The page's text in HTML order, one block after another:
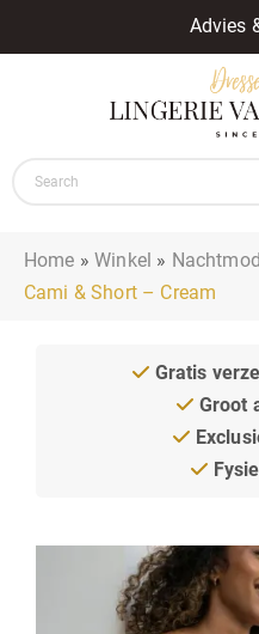
Advies
Home »Winkel »
Cami & Short – Cream
Gratis
Groot